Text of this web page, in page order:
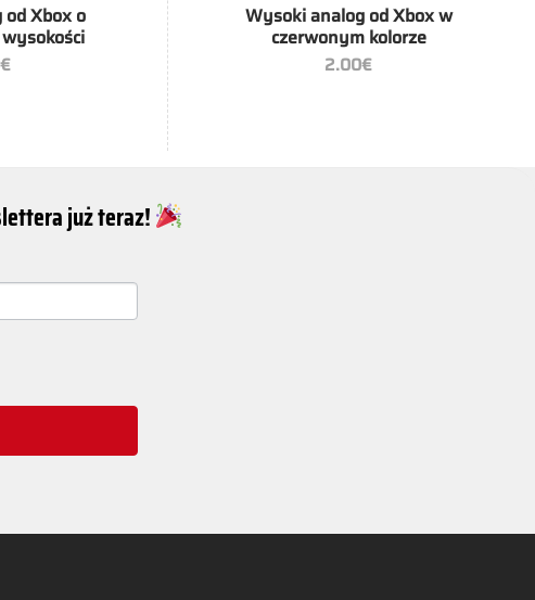
od Xbox o
€
Wysoki analog od Xbox w
czerwonym kolorze
2.00€
już teraz!